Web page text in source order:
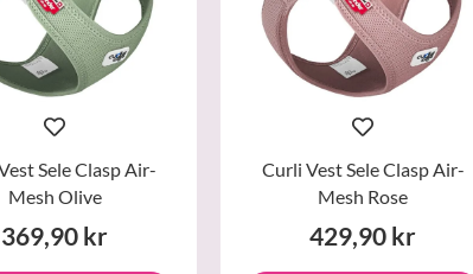
Sele Clasp Air-
Mesh Olive
369,90 kr
Curli Vest Sele Clasp Air-
Mesh Rose
429,90 kr